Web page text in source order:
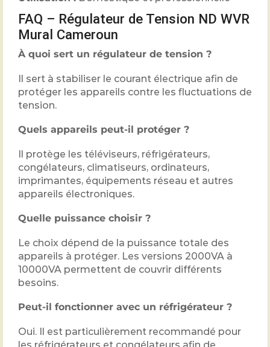
FAQ – Régulateur de Tension ND WVR
Mural Cameroun
À quoi sert un régulateur de tension ?
Il sert à stabiliser le courant électrique afin de
protéger les appareils contre les fluctuations de
tension.
Quels appareils peut-il protéger ?
Il protège les téléviseurs, réfrigérateurs,
congélateurs, climatiseurs, ordinateurs,
imprimantes, équipements réseau et autres
appareils électroniques.
Quelle puissance choisir ?
Le choix dépend de la puissance totale des
appareils à protéger. Les versions 2000VA à
10000VA permettent de couvrir différents
besoins.
Peut-il fonctionner avec un réfrigérateur ?
Oui. Il est particulièrement recommandé pour